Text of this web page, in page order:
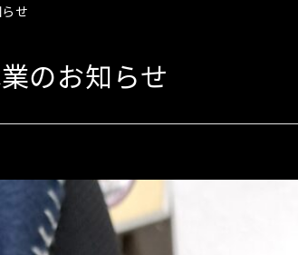
のお知らせ
せ